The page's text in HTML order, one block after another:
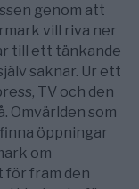
genom att
vill riva ner
till ett tänkande
saknar. Ur ett
TV och den
Omvärlden som
öppningar
om
för fram den